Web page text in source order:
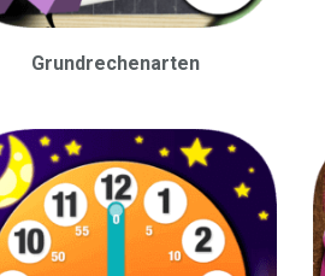
Grundrechenarten